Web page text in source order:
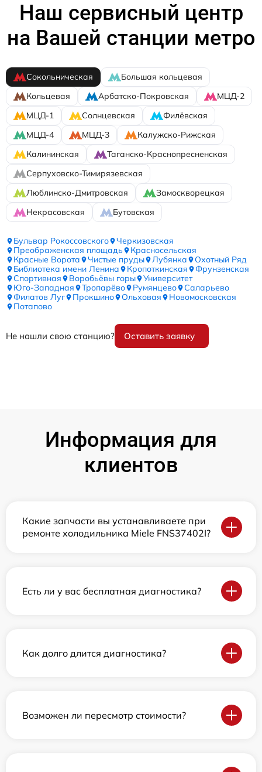
Наш сервисный центр
на Вашей станции метро
Сокольническая
Большая кольцевая
Кольцевая
Арбатско-Покровская
МЦД-2
МЦД-1
Солнцевская
Филёвская
МЦД-4
МЦД-3
Калужско-Рижская
Калининская
Таганско-Краснопресненская
Серпуховско-Тимирязевская
Люблинско-Дмитровская
Замоскворецкая
Некрасовская
Бутовская
Бульвар Рокоссовского
Черкизовская
Преображенская площадь
Красносельская
Красные Ворота
Чистые пруды Лубянка
Охотный Ряд
Библиотека имени Ленина
Кропоткинская
Фрунзенская
Спортивная
Воробьёвы горы
Университет
Юго-Западная
Тропарёво Румянцево
Саларьево
Филатов Луг
Прокшино Ольховая
Новомосковская
Потапово
Не нашли свою станцию? Оставить заявку
Информация для
клиентов
Какие запчасти вы устанавливаете при
ремонте холодильника Miele FNS37402I?
Есть ли у вас бесплатная диагностика?
Как долго длится диагностика?
Возможен ли пересмотр стоимости?